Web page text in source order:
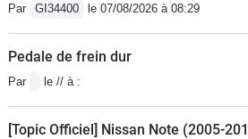
Par GI34400 le 07/08/2026 à 08:29
Pedale de frein dur
Par le // à :
[Topic Officiel] Nissan Note (2005-